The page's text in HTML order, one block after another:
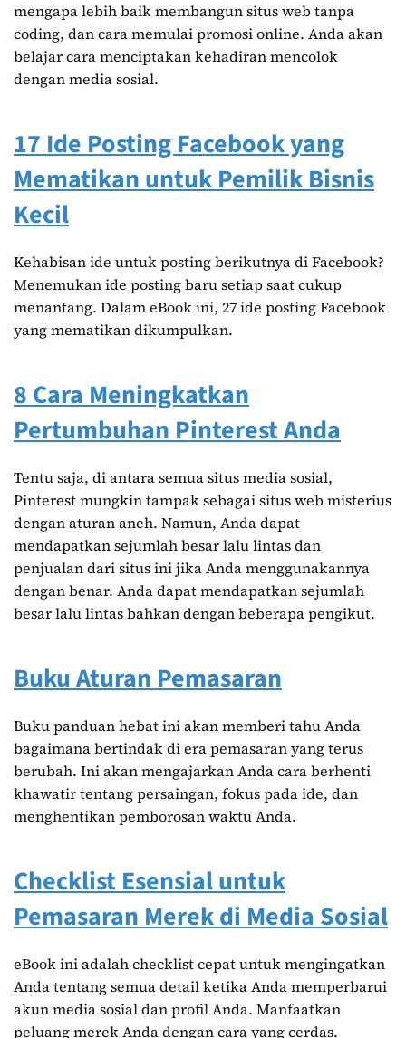
mengapa lebih baik membangun situs web tanpa
coding, dan cara memulai promosi online. Anda akan
belajar cara menciptakan kehadiran mencolok
dengan media sosial.
17 Ide Posting Facebook yang
Mematikan untuk Pemilik Bisnis
Kecil
Kehabisan ide untuk posting berikutnya di Facebook?
Menemukan ide posting baru setiap saat cukup
menantang. Dalam eBook ini, 27 ide posting Facebook
yang mematikan dikumpulkan.
8 Cara Meningkatkan
Pertumbuhan Pinterest Anda
Tentu saja, di antara semua situs media sosial,
Pinterest mungkin tampak sebagai situs web misterius
dengan aturan aneh. Namun, Anda dapat
mendapatkan sejumlah besar lalu lintas dan
penjualan dari situs ini jika Anda menggunakannya
dengan benar. Anda dapat mendapatkan sejumlah
besar lalu lintas bahkan dengan beberapa pengikut.
Buku Aturan Pemasaran
Buku panduan hebat ini akan memberi tahu Anda
bagaimana bertindak di era pemasaran yang terus
berubah. Ini akan mengajarkan Anda cara berhenti
khawatir tentang persaingan, fokus pada ide, dan
menghentikan pemborosan waktu Anda.
Checklist Esensial untuk
Pemasaran Merek di Media Sosial
eBook ini adalah checklist cepat untuk mengingatkan
Anda tentang semua detail ketika Anda memperbarui
akun media sosial dan profil Anda. Manfaatkan
peluang merek Anda dengan cara yang cerdas.